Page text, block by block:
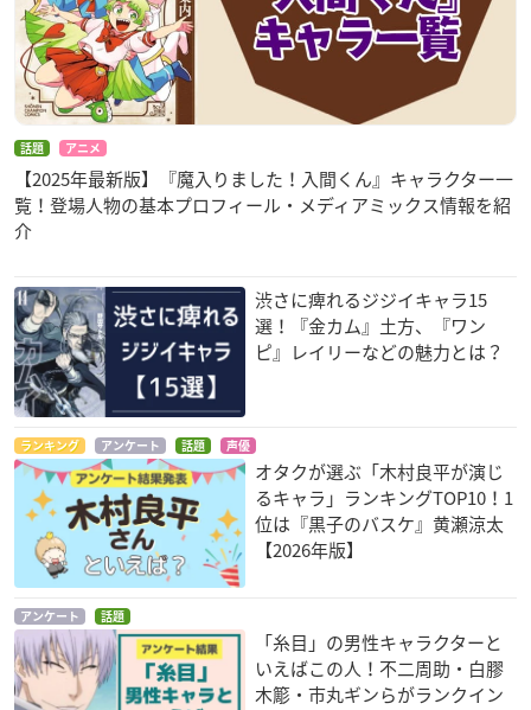
話題 アニメ
【2025年最新版】『魔入りました！入間くん』キャラクター一
覧！登場人物の基本プロフィール・メディアミックス情報を紹
介
渋さに痺れるジジイキャラ15
選！『金カム』土方、『ワン
ピ』レイリーなどの魅力とは？
ランキング アンケート 話題 声優
オタクが選ぶ「木村良平が演じ
るキャラ」ランキングTOP10！1
位は『黒子のバスケ』黄瀬涼太
【2026年版】
アンケート 話題
「糸目」の男性キャラクターと
いえばこの人！不二周助・白膠
木簓・市丸ギンらがランクイン